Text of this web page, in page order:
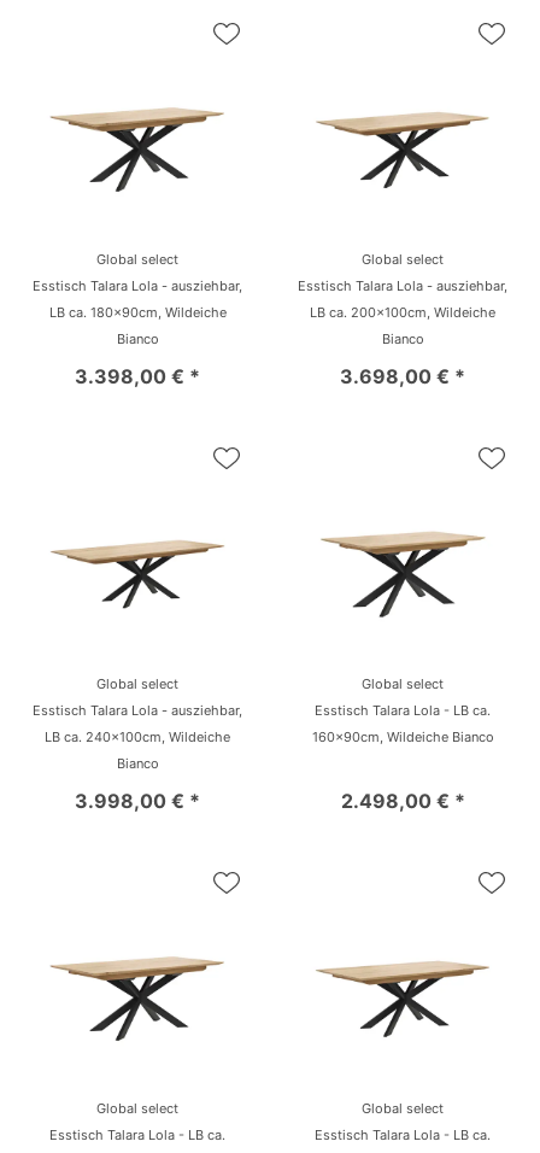
Global select
Esstisch Talara Lola - ausziehbar,
LB ca. 180x90cm, Wildeiche
Bianco
3.398,00 € *
Global select
Esstisch Talara Lola - ausziehbar,
LB ca. 200x100cm, Wildeiche
Bianco
3.698,00 € *
Global select
Esstisch Talara Lola - ausziehbar,
LB ca. 240x100cm, Wildeiche
Bianco
3.998,00 € *
Global select
Esstisch Talara Lola - LB ca.
160x90cm, Wildeiche Bianco
2.498,00 € *
Global select
Esstisch Talara Lola - LB ca.
Global select
Esstisch Talara Lola - LB ca.